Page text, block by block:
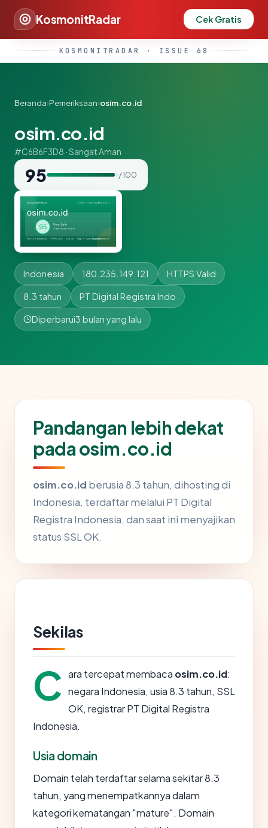
KosmonitRadar Cek Gratis
KOSMONITRADAR · ISSUE 68
Beranda›Pemeriksaan›osim.co.id
osim.co.id
#C6B6F3D8 · Sangat Aman
95 / 100
Indonesia 180.235.149.121 HTTPS Valid
8.3 tahun PT Digital Registra Indo
Diperbarui3 bulan yang lalu
Pandangan lebih dekat
pada osim.co.id
osim.co.id berusia 8.3 tahun, dihosting di
Indonesia, terdaftar melalui PT Digital
Registra Indonesia, dan saat ini menyajikan
status SSL OK.
Sekilas
C ara tercepat membaca osim.co.id:
negara Indonesia, usia 8.3 tahun, SSL
OK, registrar PT Digital Registra
Indonesia.
Usia domain
Domain telah terdaftar selama sekitar 8.3
tahun, yang menempatkannya dalam
kategori kematangan "mature". Domain